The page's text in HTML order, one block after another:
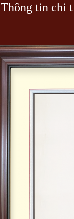
Thông tin chi